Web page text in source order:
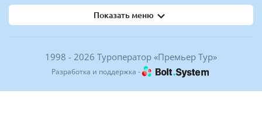
Показать меню
1998 - 2026 Туроператор «Премьер Тур»
Разработка и поддержка -